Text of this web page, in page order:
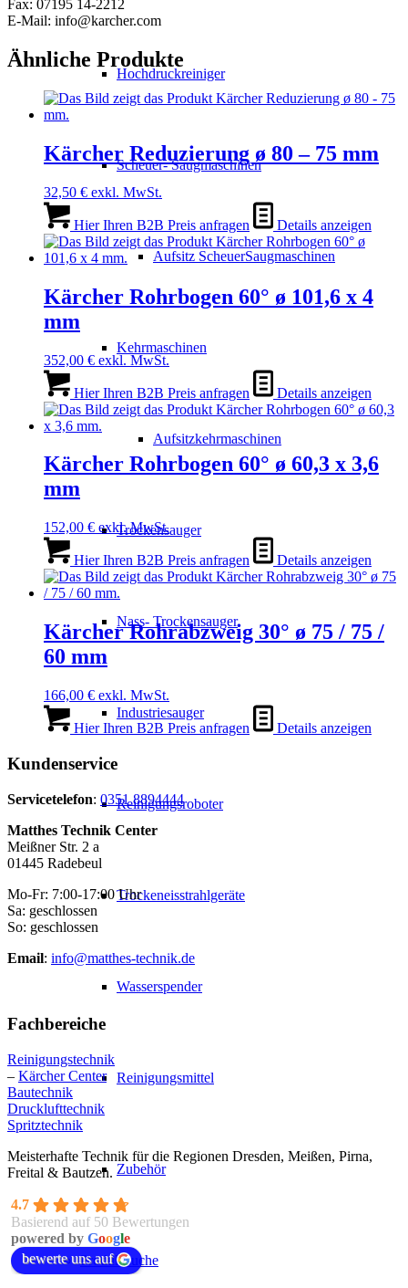
Hochdruckreiniger
Scheuer- Saugmaschinen
Aufsitz ScheuerSaugmaschinen
Kehrmaschinen
Aufsitzkehrmaschinen
Trockensauger
Nass- Trockensauger
Industriesauger
Reinigungsroboter
Trockeneisstrahlgeräte
Wasserspender
Reinigungsmittel
Zubehör
Produktsuche
Fax: 07195 14-2212
E-Mail: info@karcher.com
Ähnliche Produkte
Kärcher Reduzierung ø 80 – 75 mm
32,50 € exkl. MwSt.
Hier Ihren B2B Preis anfragen Details anzeigen
Kärcher Rohrbogen 60° ø 101,6 x 4
mm
352,00 € exkl. MwSt.
Hier Ihren B2B Preis anfragen Details anzeigen
Kärcher Rohrbogen 60° ø 60,3 x 3,6
mm
152,00 € exkl. MwSt.
Hier Ihren B2B Preis anfragen Details anzeigen
Kärcher Rohrabzweig 30° ø 75 / 75 /
60 mm
166,00 € exkl. MwSt.
Hier Ihren B2B Preis anfragen Details anzeigen
Kundenservice
Servicetelefon: 0351 8894444
Matthes Technik Center
Meißner Str. 2 a
01445 Radebeul
Mo-Fr: 7:00-17:00 Uhr
Sa: geschlossen
So: geschlossen
Email: info@matthes-technik.de
Fachbereiche
Reinigungstechnik
– Kärcher Center
Bautechnik
Drucklufttechnik
Spritztechnik
Meisterhafte Technik für die Regionen Dresden, Meißen, Pirna,
Freital & Bautzen.
4.7
Basierend auf 50 Bewertungen
powered by Google
bewerte uns auf